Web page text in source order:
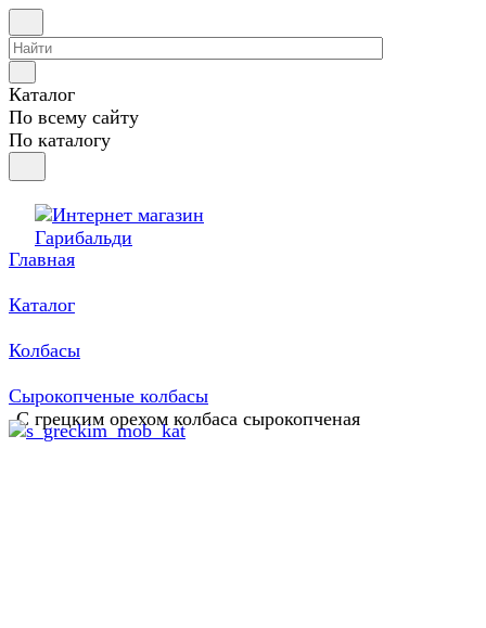
Каталог
По всему сайту
По каталогу
Главная
Каталог
Колбасы
Сырокопченые колбасы
С грецким орехом колбаса сырокопченая